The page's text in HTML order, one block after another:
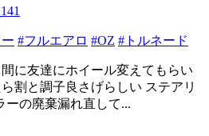
#フルエアロ #OZ #トルネード
に友達にホイール変えてもらい
割と調子良さげらしい ステアリ
ーの廃棄漏れ直して...